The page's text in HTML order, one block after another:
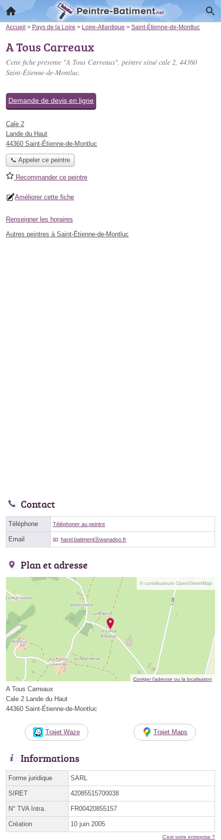
Accueil > Pays de la Loire > Loire-Atlantique > Saint-Étienne-de-Montluc
A Tous Carreaux
Cette fiche présente "A Tous Carreaux", peintre situé cale 2, 44360
Saint-Étienne-de-Montluc.
Demande de devis en ligne
Cale 2
Lande du Haut
44360 Saint-Étienne-de-Montluc
📞 Appeler ce peintre
Recommander ce peintre
Améliorer cette fiche
Renseigner les horaires
Autres peintres à Saint-Étienne-de-Montluc
Contact
Téléphone Téléphoner au peintre
Email harel.batimentⓐwanadoo.fr
Plan et adresse
© contributeurs OpenStreetMap
Corriger l’adresse ou la localisation
A Tous Carreaux
Cale 2 Lande du Haut
44360 Saint-Étienne-de-Montluc
Trajet Waze Trajet Maps
Informations
Forme juridique SARL
SIRET 42085515700038
N° TVA Intra. FR00420855157
Création 10 juin 2005
C'est votre entreprise ?